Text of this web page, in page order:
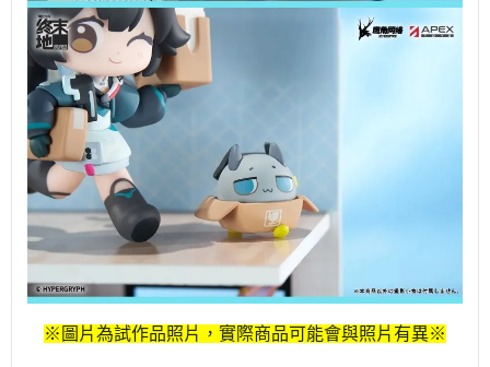
※圖片為試作品照片，實際商品可能會與照片有異※